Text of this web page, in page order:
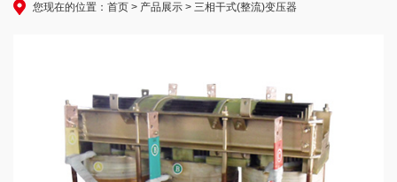
您现在的位置： 首页 > 产品展示 > 三相干式(整流)变压器